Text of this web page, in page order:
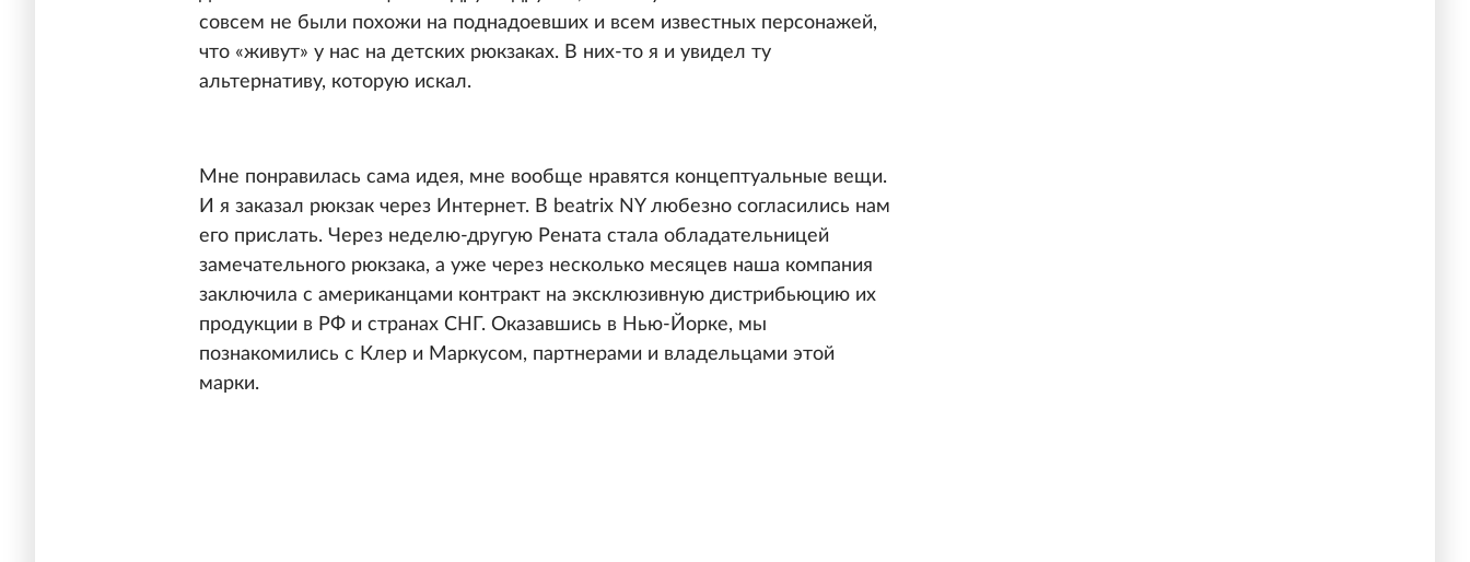
совсем не были похожи на поднадоевших и всем известных персонажей,
что «живут» у нас на детских рюкзаках. В них-то я и увидел ту
альтернативу, которую искал.
Мне понравилась сама идея, мне вообще нравятся концептуальные вещи.
И я заказал рюкзак через Интернет. В beatrix NY любезно согласились нам
его прислать. Через неделю-другую Рената стала обладательницей
замечательного рюкзака, а уже через несколько месяцев наша компания
заключила с американцами контракт на эксклюзивную дистрибьюцию их
продукции в РФ и странах СНГ. Оказавшись в Нью-Йорке, мы
познакомились с Клер и Маркусом, партнерами и владельцами этой
марки.